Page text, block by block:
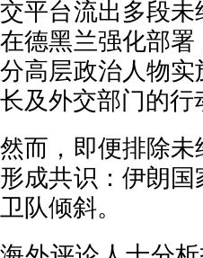
交平台流出多段
在德黑兰强化部
分高层政治人物
长及外交部门的
然而，即便排除
形成共识：伊朗
卫队倾斜。